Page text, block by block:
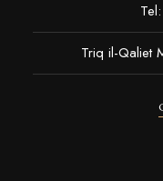
Triq il-Qaliet